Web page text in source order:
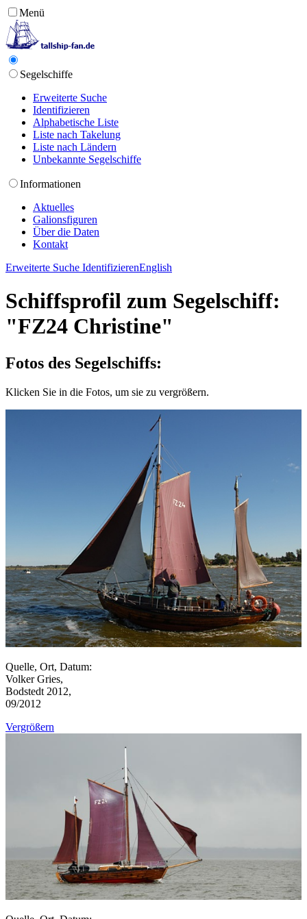
Menü
Segelschiffe
Erweiterte Suche
Identifizieren
Alphabetische Liste
Liste nach Takelung
Liste nach Ländern
Unbekannte Segelschiffe
Informationen
Aktuelles
Galionsfiguren
Über die Daten
Kontakt
Erweiterte Suche IdentifizierenEnglish
Schiffsprofil zum Segelschiff:
"FZ24 Christine"
Fotos des Segelschiffs:
Klicken Sie in die Fotos, um sie zu vergrößern.
Quelle, Ort, Datum:
Volker Gries,
Bodstedt 2012,
09/2012
Vergrößern